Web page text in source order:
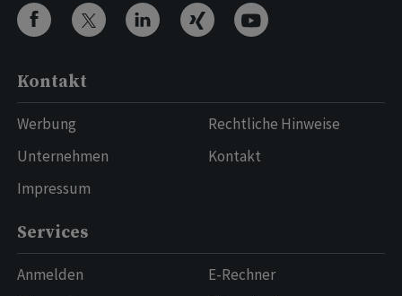
Kontakt
Werbung
Unternehmen
Impressum
Rechtliche Hinweise
Kontakt
Services
Anmelden
E-Rechner